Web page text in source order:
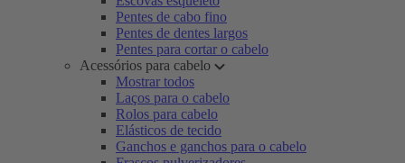
Pentes de cabo fino
Pentes de dentes largos
Pentes para cortar o cabelo
Acessórios para cabelo
Mostrar todos
Laços para o cabelo
Rolos para cabelo
Elásticos de tecido
Ganchos e ganchos para o cabelo